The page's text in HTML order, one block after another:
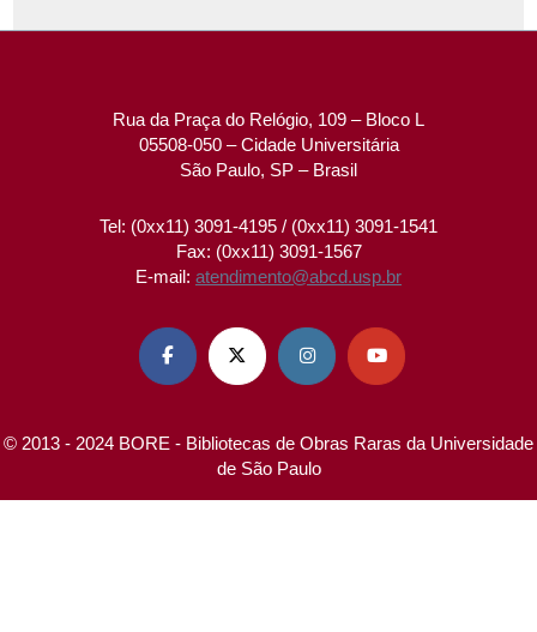
Rua da Praça do Relógio, 109 – Bloco L
05508-050 – Cidade Universitária
São Paulo, SP – Brasil
Tel: (0xx11) 3091-4195 / (0xx11) 3091-1541
Fax: (0xx11) 3091-1567
E-mail: atendimento@abcd.usp.br
   
© 2013 - 2024 BORE - Bibliotecas de Obras Raras da Universidade
de São Paulo